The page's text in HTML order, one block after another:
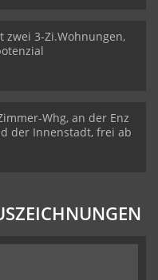
3-Zi.Wohnungen,
Whg, an der Enz
der Innenstadt, frei ab